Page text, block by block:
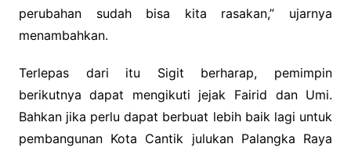
perubahan sudah bisa kita rasakan,” ujarnya
menambahkan.
Terlepas dari itu Sigit berharap, pemimpin
berikutnya dapat mengikuti jejak Fairid dan Umi.
Bahkan jika perlu dapat berbuat lebih baik lagi untuk
pembangunan Kota Cantik julukan Palangka Raya